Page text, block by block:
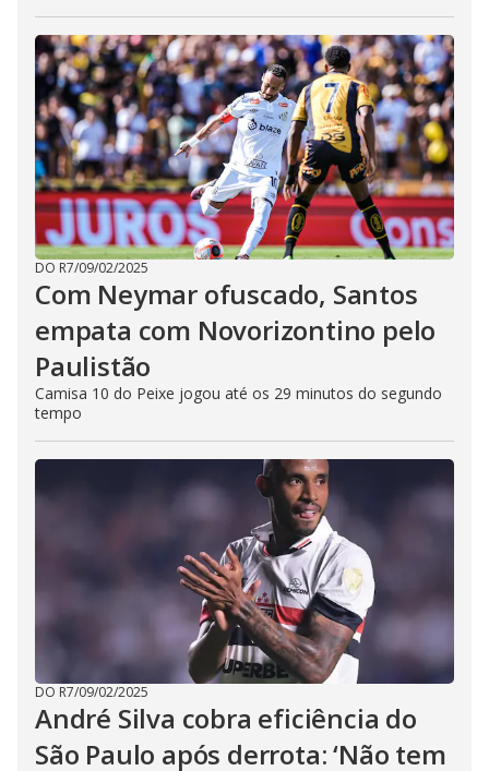
DO R7/09/02/2025
Com Neymar ofuscado, Santos
empata com Novorizontino pelo
Paulistão
Camisa 10 do Peixe jogou até os 29 minutos do segundo
tempo
DO R7/09/02/2025
André Silva cobra eficiência do
São Paulo após derrota: ‘Não tem